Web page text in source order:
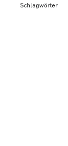
Schlagwörter